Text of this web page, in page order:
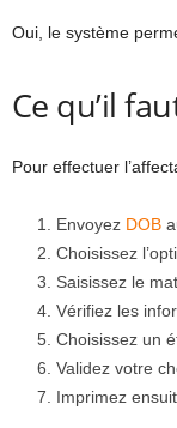
Oui, le système
Ce qu’il
Pour effectuer
Envoyez DOB
Choisissez
Saisissez le
Vérifiez les
Choisissez un
Validez votre
Imprimez